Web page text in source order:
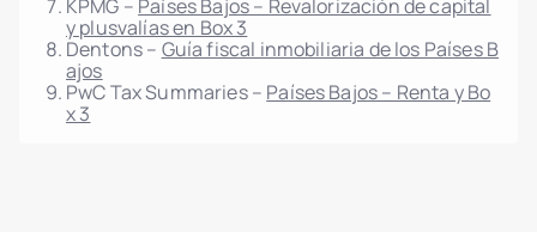
KPMG – Países Bajos – Revalorización de capital
y plusvalías en Box 3
Dentons – Guía fiscal inmobiliaria de los Países B
ajos
PwC Tax Summaries – Países Bajos – Renta y Bo
x 3